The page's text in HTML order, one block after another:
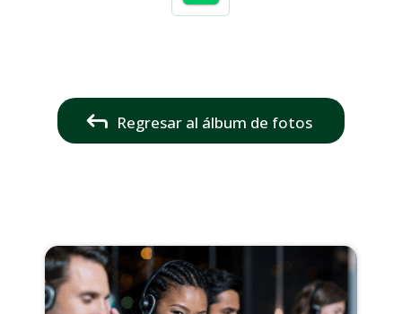
Regresar al álbum de fotos